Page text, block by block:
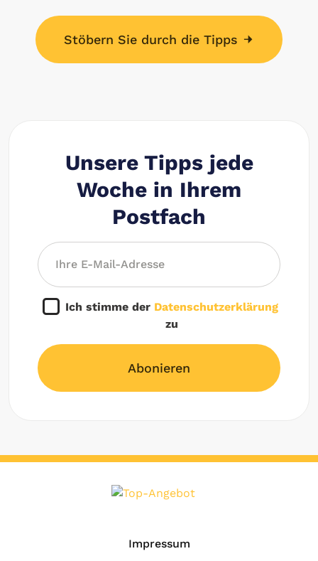
Stöbern Sie durch die Tipps
Unsere Tipps jede
Woche in Ihrem
Postfach
Ich stimme der Datenschutzerklärung
zu
Abonieren
Impressum